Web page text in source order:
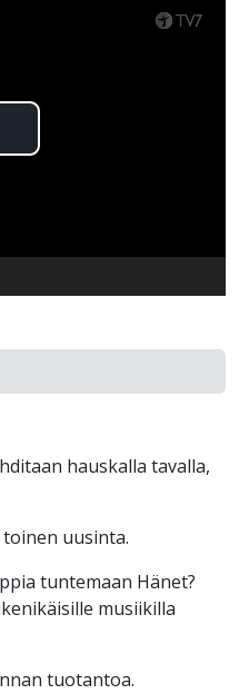
hauskalla tavalla,
uusinta.
tuntemaan Hänet?
musiikilla
tuotantoa.